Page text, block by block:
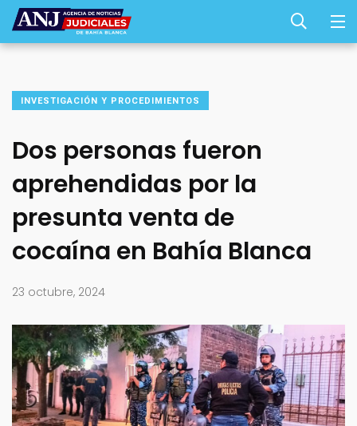
INVESTIGACIÓN Y PROCEDIMIENTOS
Dos personas fueron
aprehendidas por la
presunta venta de
cocaína en Bahía Blanca
23 octubre, 2024